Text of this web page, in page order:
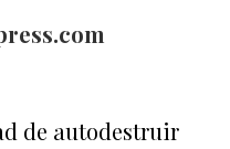
de autodestruir